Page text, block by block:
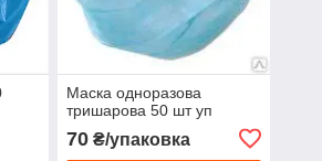
Маска одноразова
тришарова 50 шт уп
70₴/упаковка